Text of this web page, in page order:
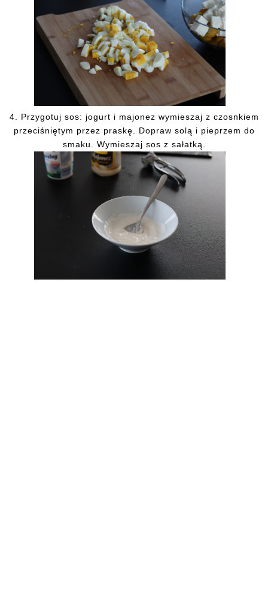
4. Przygotuj sos: jogurt i majonez wymieszaj z czosnkiem
przeciśniętym przez praskę. Dopraw solą i pieprzem do
smaku. Wymieszaj sos z sałatką.